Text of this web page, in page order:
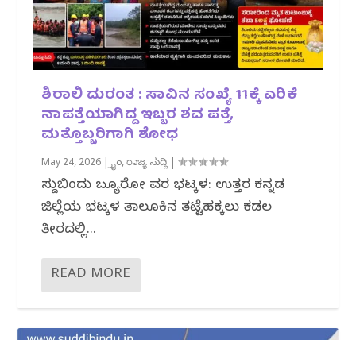
ಶಿರಾಲಿ ದುರಂತ : ಸಾವಿನ ಸಂಖ್ಯೆ 11ಕ್ಕೆ ಏರಿಕೆ
ನಾಪತ್ತೆಯಾಗಿದ್ದ ಇಬ್ಬರ ಶವ ಪತ್ತೆ,
ಮತ್ತೊಬ್ಬರಿಗಾಗಿ ಶೋಧ
May 24, 2026 |ಕ್ರೈಂ,ರಾಜ್ಯ ಸುದ್ದಿ |
ಸುದ್ದಿಬಿಂದು ಬ್ಯೂರೋ ವರದಿ ಭಟ್ಕಳ: ಉತ್ತರ ಕನ್ನಡ
ಜಿಲ್ಲೆಯ ಭಟ್ಕಳ ತಾಲೂಕಿನ ತಟ್ಟೆಹಕ್ಕಲು ಕಡಲ
ತೀರದಲ್ಲಿ...
READ MORE